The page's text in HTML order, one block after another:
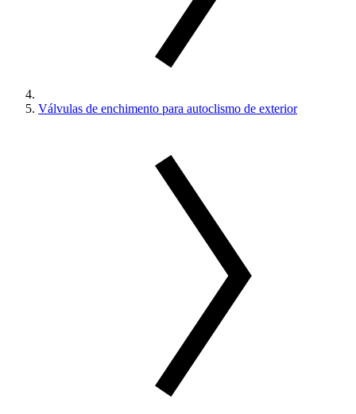
Válvulas de enchimento para autoclismo de exterior